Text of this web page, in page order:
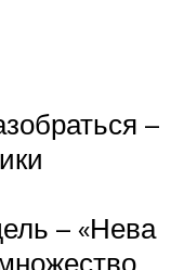
–
– «Нева